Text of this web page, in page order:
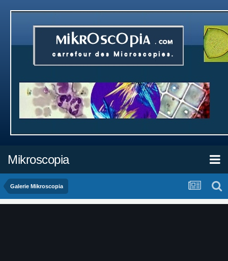
Mikroscopia
Galerie Mikroscopia